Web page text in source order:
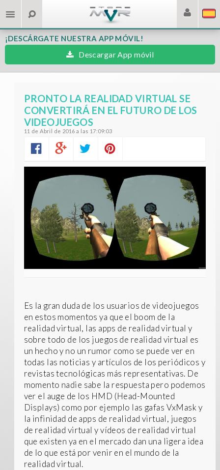
¡DESCÁRGATE NUESTRA APP MÓVIL!
Descargar App móvil
PRONTO LA REALIDAD VIRTUAL SE
CONVERTIRÁ EN EL FUTURO DE LOS
VIDEOJUEGOS
11 de Abril de 2016 a las 17:09:03
Es la gran duda de los usuarios de videojuegos
en estos momentos ya que el boom de la
realidad virtual, las apps de realidad virtual y
sobre todo de los juegos de realidad virtual es
un hecho y no un rumor como se puede ver en
todas las noticias y artículos de los periódicos y
revistas tecnológicas más representativas. De
momento nadie sabe la respuesta pero podemos
ver el auge de los HMD (Head-Mounted
Displays) como por ejemplo las gafas VxMask y
la infinidad de apps de realidad virtual, juegos
de realidad virtual y vídeos de realidad virtual
que existen ya en el mercado dan una ligera idea
de lo que está por venir en el mundo de la
realidad virtual.